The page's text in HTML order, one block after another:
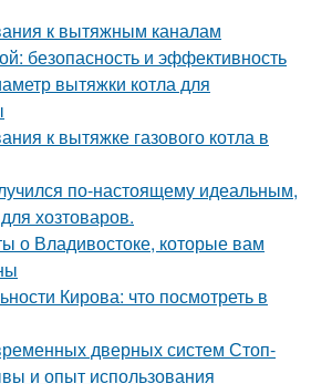
к вытяжным каналам
безопасность и эффективность
вытяжки котла для
к вытяжке газового котла в
по-настоящему идеальным,
хозтоваров.
о Владивостоке, которые вам
Кирова: что посмотреть в
дверных систем Стоп-
и опыт использования